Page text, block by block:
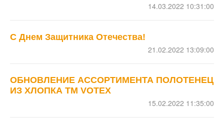
14.03.2022 10:31:00
С Днем Защитника Отечества!
21.02.2022 13:09:00
ОБНОВЛЕНИЕ АССОРТИМЕНТА ПОЛОТЕНЕЦ
ИЗ ХЛОПКА ТМ VOTEX
15.02.2022 11:35:00